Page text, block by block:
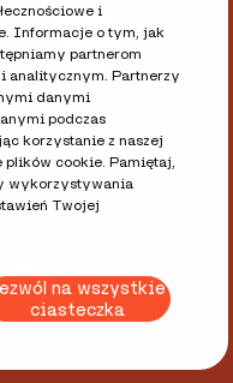
i
Informacje o tym, jak
partnerom
analitycznym. Partnerzy
danymi
podczas
korzystanie z naszej
cookie. Pamiętaj,
wykorzystywania
Twojej
na wszystkie
ciasteczka